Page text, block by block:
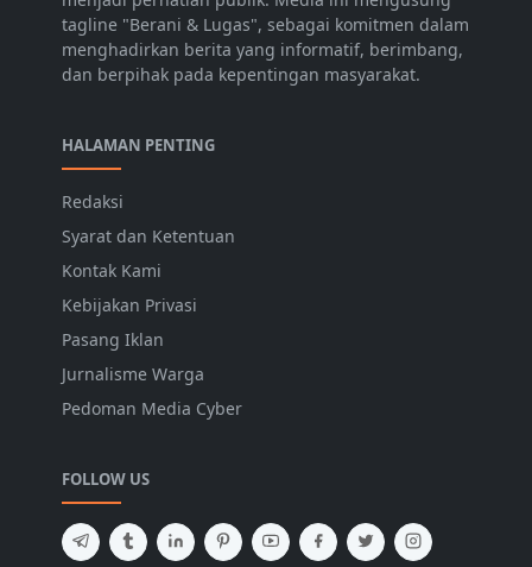
tagline "Berani & Lugas", sebagai komitmen dalam
menghadirkan berita yang informatif, berimbang,
dan berpihak pada kepentingan masyarakat.
HALAMAN PENTING
Redaksi
Syarat dan Ketentuan
Kontak Kami
Kebijakan Privasi
Pasang Iklan
Jurnalisme Warga
Pedoman Media Cyber
FOLLOW US